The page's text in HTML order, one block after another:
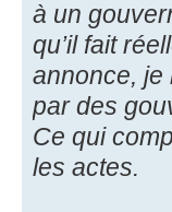
à un
qu’il fait
annonce, je
par des
Ce qui
les actes.